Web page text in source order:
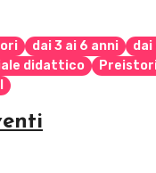
dai 3 ai 6 anni dai
didattico